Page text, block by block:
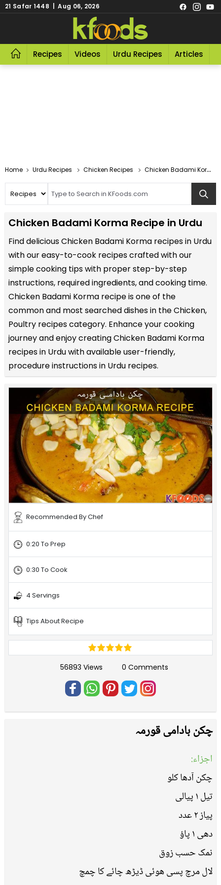
21 Safar 1448 | Aug 06, 2026
Recipes Videos Urdu Recipes Articles
Home Urdu Recipes Chicken Recipes Chicken Badami Korma Recipe In Urdu
Chicken Badami Korma Recipe in Urdu
Find delicious Chicken Badami Korma recipes in Urdu
with our easy-to-cook recipes crafted with our
simple cooking tips with proper step-by-step
instructions, required ingredients, and cooking time.
Chicken Badami Korma recipe is one of the
common and most searched dishes in the Chicken,
Poultry recipes category. Enhance your cooking
journey and enjoy creating Chicken Badami Korma
recipes in Urdu with available user-friendly,
procedure instructions in Urdu recipes.
Recommended By Chef
0:20 To Prep
0:30 To Cook
4 Servings
Tips About Recipe
56893 Views 0 Comments
چکن بادامی قورمہ
اجزاء:
چکن آدھا کلو
تیل ١ پیالی
پیاز ٢ عدد
دھی ١ پاؤ
نمک حسب زوق
لال مرچ پسی ھوئی ڈیڑھ چائے کا چمچ